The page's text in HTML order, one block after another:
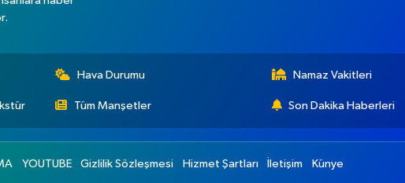
Hava Durumu Namaz Vakitleri
Tüm Manşetler Son Dakika Haberleri
YOUTUBE Gizlilik Sözleşmesi Hizmet Şartları İletişim Künye